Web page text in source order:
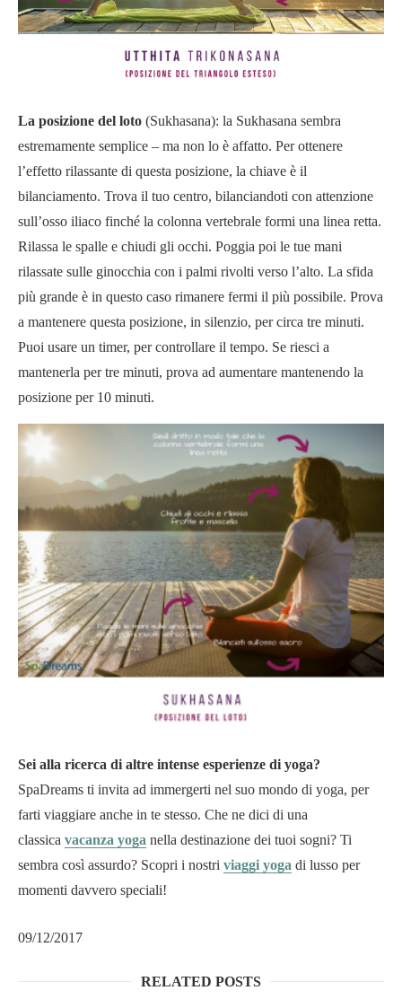
La posizione del loto (Sukhasana): la Sukhasana sembra
estremamente semplice – ma non lo è affatto. Per ottenere
l’effetto rilassante di questa posizione, la chiave è il
bilanciamento. Trova il tuo centro, bilanciandoti con attenzione
sull’osso iliaco finché la colonna vertebrale formi una linea retta.
Rilassa le spalle e chiudi gli occhi. Poggia poi le tue mani
rilassate sulle ginocchia con i palmi rivolti verso l’alto. La sfida
più grande è in questo caso rimanere fermi il più possibile. Prova
a mantenere questa posizione, in silenzio, per circa tre minuti.
Puoi usare un timer, per controllare il tempo. Se riesci a
mantenerla per tre minuti, prova ad aumentare mantenendo la
posizione per 10 minuti.
Sei alla ricerca di altre intense esperienze di yoga?
SpaDreams ti invita ad immergerti nel suo mondo di yoga, per
farti viaggiare anche in te stesso. Che ne dici di una
classica vacanza yoga nella destinazione dei tuoi sogni? Ti
sembra così assurdo? Scopri i nostri viaggi yoga di lusso per
momenti davvero speciali!
09/12/2017
RELATED POSTS